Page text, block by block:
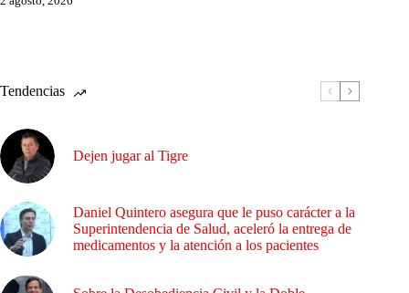
Tendencias
Dejen jugar al Tigre
Daniel Quintero asegura que le puso carácter a la
Superintendencia de Salud, aceleró la entrega de
medicamentos y la atención a los pacientes